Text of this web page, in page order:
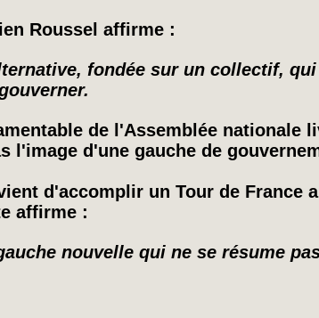
Roussel affirme :
fondée sur un collectif,
de l'Assemblée nationale
l'image d'une gauche de
d'accomplir un Tour de France
affirme :
nouvelle qui ne se résume